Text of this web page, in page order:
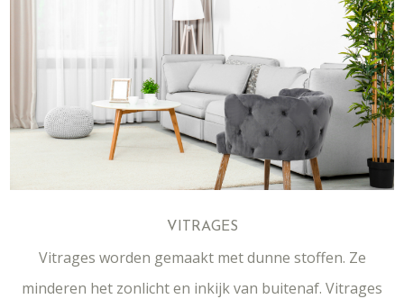
VITRAGES
Vitrages worden gemaakt met dunne stoffen. Ze
minderen het zonlicht en inkijk van buitenaf. Vitrages